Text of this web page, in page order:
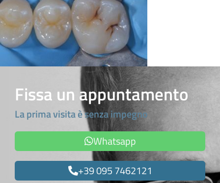
Fissa un appuntamento
La prima visita è senza impegno
Whatsapp
+39 095 7462121